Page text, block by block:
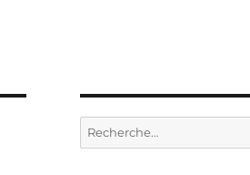
Recherche
pour :